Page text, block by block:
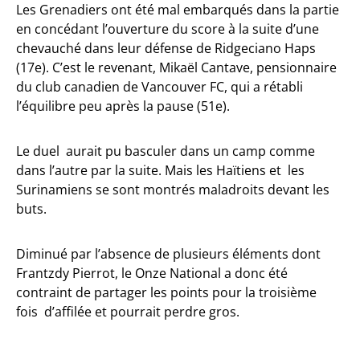
Les Grenadiers ont été mal embarqués dans la partie
en concédant l’ouverture du score à la suite d’une
chevauché dans leur défense de Ridgeciano Haps
(17e). C’est le revenant, Mikaël Cantave, pensionnaire
du club canadien de Vancouver FC, qui a rétabli
l’équilibre peu après la pause (51e).
Le duel aurait pu basculer dans un camp comme
dans l’autre par la suite. Mais les Haïtiens et les
Surinamiens se sont montrés maladroits devant les
buts.
Diminué par l’absence de plusieurs éléments dont
Frantzdy Pierrot, le Onze National a donc été
contraint de partager les points pour la troisième
fois d’affilée et pourrait perdre gros.